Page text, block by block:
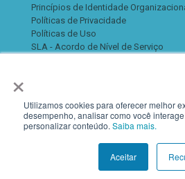
×
Utilizamos cookies para oferecer melhor
desempenho, analisar como você
personalizar conteúdo. Saiba mais.
Aceitar
Princípios de Identidade
Políticas de Privacidade
Políticas de Uso
SLA - Acordo de Nível de Serviço